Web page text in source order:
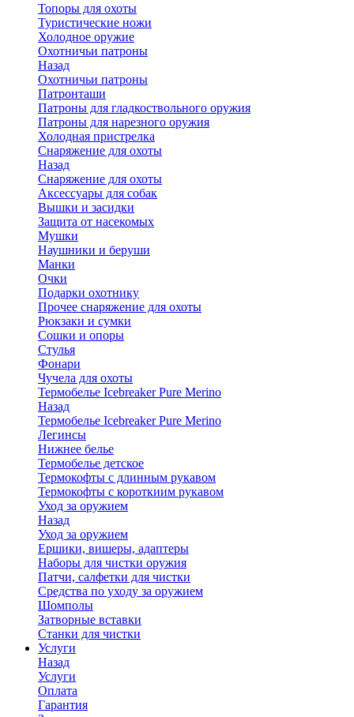
Топоры для охоты
Туристические ножи
Холодное оружие
Охотничьи патроны
Назад
Охотничьи патроны
Патронташи
Патроны для гладкоствольного оружия
Патроны для нарезного оружия
Холодная пристрелка
Снаряжение для охоты
Назад
Снаряжение для охоты
Аксессуары для собак
Вышки и засидки
Защита от насекомых
Мушки
Наушники и беруши
Манки
Очки
Подарки охотнику
Прочее снаряжение для охоты
Рюкзаки и сумки
Сошки и опоры
Стулья
Фонари
Чучела для охоты
Термобелье Icebreaker Pure Merino
Назад
Термобелье Icebreaker Pure Merino
Легинсы
Нижнее белье
Термобелье детское
Термокофты с длинным рукавом
Термокофты с короткиим рукавом
Уход за оружием
Назад
Уход за оружием
Ершики, вишеры, адаптеры
Наборы для чистки оружия
Патчи, салфетки для чистки
Средства по уходу за оружием
Шомполы
Затворные вставки
Станки для чистки
Услуги
Назад
Услуги
Оплата
Гарантия